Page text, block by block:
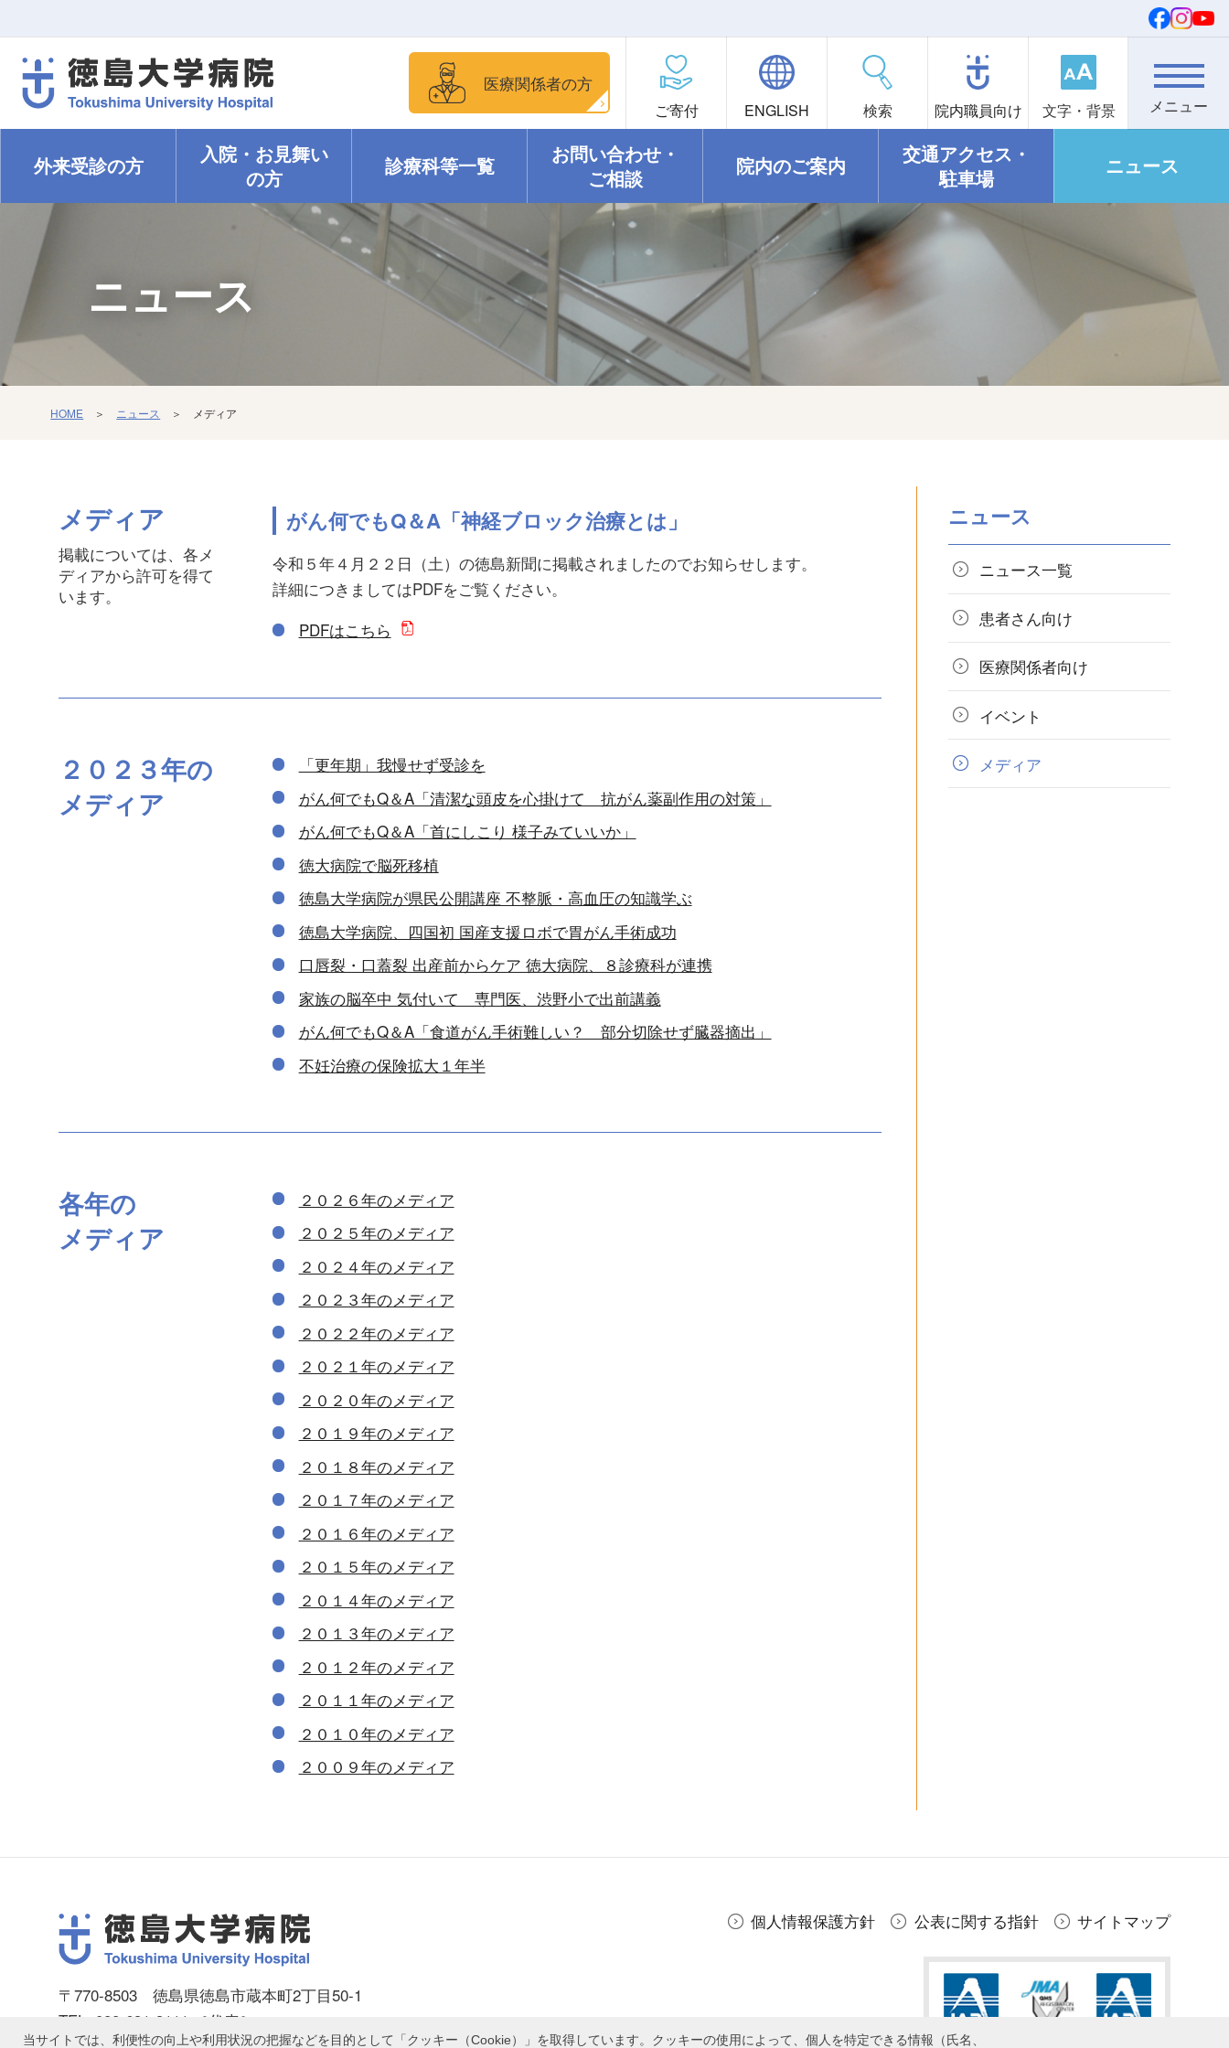
当サイトでは、利便性の向上や利用状況の把握などを目的として「クッキー（Cookie）」を取得しています。クッキーの使用によって、個人を特定できる情報（氏名、
医療関係者の方
ご寄付 ENGLISH 検索 院内職員向け 文字・背景
外来受診の方 入院・ お見舞い
の方
診療科等一覧
お問い合わせ・
ご相談
院内のご案内
交通アクセス・
駐車場
ニュース
ニュース
HOME ＞ ニュース ＞ メディア
メディア
掲載については、各メ
ディアから許可を得て
います。
がん何でもQ＆A「神経ブロック治療とは」
令和５年４月２２日（土）の徳島新聞に掲載されましたのでお知らせします。
詳細につきましてはPDFをご覧ください。
PDFはこちら
２０２３年の
メディア
「更年期」我慢せず受診を
がん何でもQ＆A「清潔な頭皮を心掛けて 抗がん薬副作用の対策」
がん何でもQ＆A「首にしこり 様子みていいか」
徳大病院で脳死移植
徳島大学病院が県民公開講座 不整脈・高血圧の知識学ぶ
徳島大学病院、四国初 国産支援ロボで胃がん手術成功
口唇裂・口蓋裂 出産前からケア 徳大病院、８診療科が連携
家族の脳卒中 気付いて 専門医、渋野小で出前講義
がん何でもQ＆A「食道がん手術難しい？ 部分切除せず臓器摘出」
不妊治療の保険拡大１年半
各年の
メディア
２０２６年のメディア
２０２５年のメディア
２０２４年のメディア
２０２３年のメディア
２０２２年のメディア
２０２１年のメディア
２０２０年のメディア
２０１９年のメディア
２０１８年のメディア
２０１７年のメディア
２０１６年のメディア
２０１５年のメディア
２０１４年のメディア
２０１３年のメディア
２０１２年のメディア
２０１１年のメディア
２０１０年のメディア
２００９年のメディア
ニュース
ニュース一覧
患者さん向け
医療関係者向け
イベント
メディア
〒770-8503 徳島県徳島市蔵本町2丁目50-1
TEL: 088-631-3111 ［代表］
個人情報保護方針 公表に関する指針 サイトマップ